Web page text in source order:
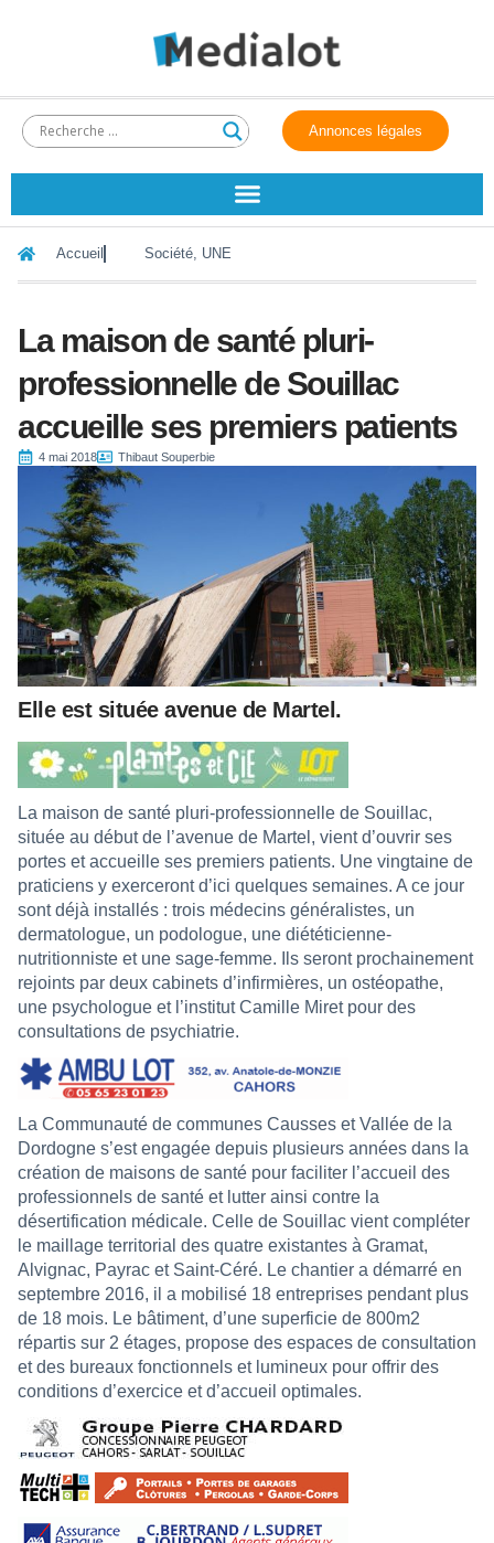
Annonces légales
Accueil Société, UNE
La maison de santé pluri-
professionnelle de Souillac
accueille ses premiers patients
4 mai 2018 Thibaut Souperbie
Elle est située avenue de Martel.
La maison de santé pluri-professionnelle de Souillac,
située au début de l’avenue de Martel, vient d’ouvrir ses
portes et accueille ses premiers patients. Une vingtaine de
praticiens y exerceront d’ici quelques semaines. A ce jour
sont déjà installés : trois médecins généralistes, un
dermatologue, un podologue, une diététicienne-
nutritionniste et une sage-femme. Ils seront prochainement
rejoints par deux cabinets d’infirmières, un ostéopathe,
une psychologue et l’institut Camille Miret pour des
consultations de psychiatrie.
La Communauté de communes Causses et Vallée de la
Dordogne s’est engagée depuis plusieurs années dans la
création de maisons de santé pour faciliter l’accueil des
professionnels de santé et lutter ainsi contre la
désertification médicale. Celle de Souillac vient compléter
le maillage territorial des quatre existantes à Gramat,
Alvignac, Payrac et Saint-Céré. Le chantier a démarré en
septembre 2016, il a mobilisé 18 entreprises pendant plus
de 18 mois. Le bâtiment, d’une superficie de 800m2
répartis sur 2 étages, propose des espaces de consultation
et des bureaux fonctionnels et lumineux pour offrir des
conditions d’exercice et d’accueil optimales.